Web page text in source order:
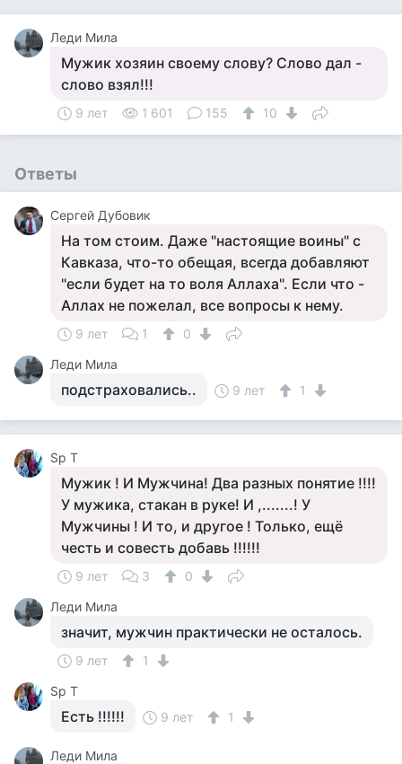
Леди Мила
Мужик хозяин своему слову? Слово дал -
слово взял!!!
9 лет 1 601 155 10
Ответы
Сергей Дубовик
На том стоим. Даже "настоящие воины" с
Кавказа, что-то обещая, всегда добавляют
"если будет на то воля Аллаха". Если что -
Аллах не пожелал, все вопросы к нему.
9 лет 1
0
Леди Мила
подстраховались.. 9 лет 1
Sp T
Мужик ! И Мужчина! Два разных понятие !!!!
У мужика, стакан в руке! И ,.......! У
Мужчины ! И то, и другое ! Только, ещё
честь и совесть добавь !!!!!!
9 лет 3
0
Леди Мила
значит, мужчин практически не осталось.
9 лет
1
Sp T
Есть !!!!!! 9 лет 1
Леди Мила